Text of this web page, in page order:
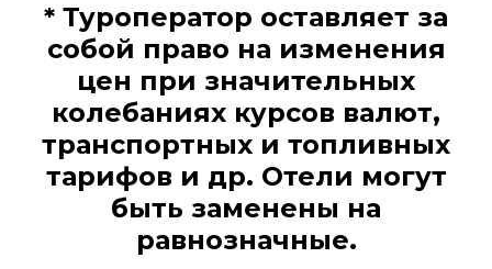
* Туроператор оставляет за
собой право на изменения
цен при значительных
колебаниях курсов валют,
транспортных и топливных
тарифов и др. Отели могут
быть заменены на
равнозначные.